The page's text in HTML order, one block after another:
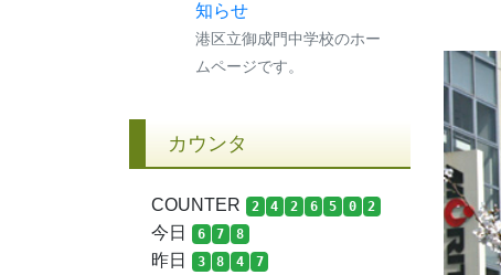
知らせ
港区立御成門中学校のホー
ムページです。
カウンタ
COUNTER 2 4 2 6 5 0 2
今日 6 7 8
昨日 3 8 4 7